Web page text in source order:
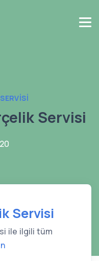
Servisi
Servisi
ile ilgili tüm